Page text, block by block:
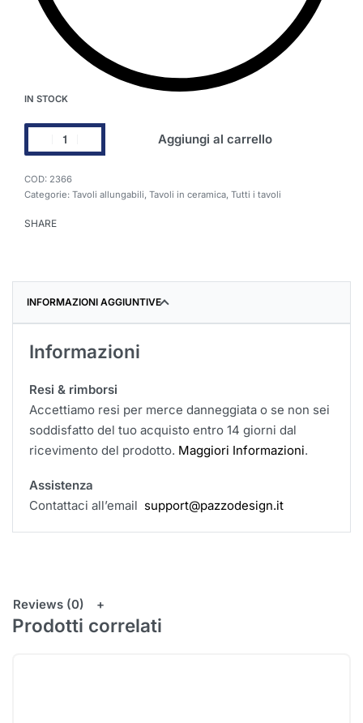
IN STOCK
Aggiungi al carrello
2366
Categorie: Tavoli allungabili, Tavoli in ceramica, Tutti i tavoli
SHARE
INFORMAZIONI AGGIUNTIVE
Informazioni
Resi & rimborsi
Accettiamo resi per merce danneggiata o se non sei
soddisfatto del tuo acquisto entro 14 giorni dal
ricevimento del prodotto. Maggiori Informazioni.
Assistenza
Contattaci all’email support@pazzodesign.it
Reviews (0)
Prodotti correlati